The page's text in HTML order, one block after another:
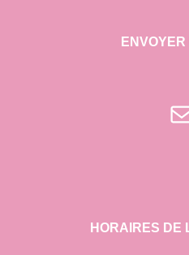
E-
HORAIRES DE